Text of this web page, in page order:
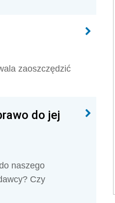
zaoszczędzić
do jej
naszego
Czy